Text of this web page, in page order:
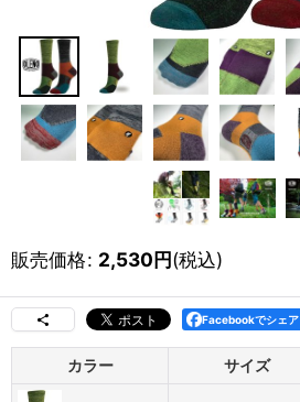
販売価格: 2,530円(税込)
Facebookでシェア
カラー サイズ